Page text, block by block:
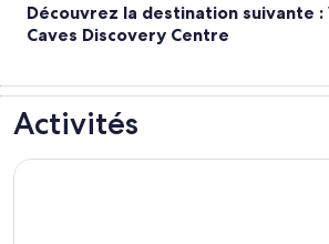
Découvrez la destination suivante
Caves Discovery Centre
Activités
Visite guidée des grottes aux vers